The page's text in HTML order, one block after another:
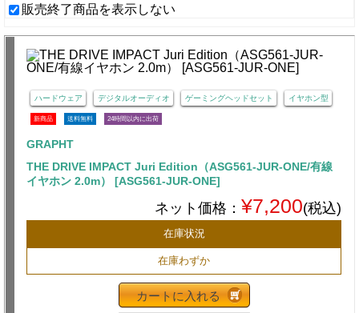
販売終了商品を表示しない
ハードウェア デジタルオーディオ ゲーミングヘッドセット イヤホン型
新商品 送料無料 24時間以内に出荷
GRAPHT
THE DRIVE IMPACT Juri Edition（ASG561-JUR-ONE/有線
イヤホン 2.0m） [ASG561-JUR-ONE]
ネット価格： ¥7,200(税込)
在庫状況
在庫わずか
カートに入れる